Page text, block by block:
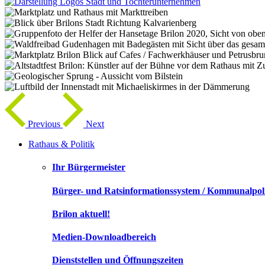
Previous
Next
Rathaus & Politik
Ihr Bürgermeister
Bürger- und Ratsinformationssystem /
Brilon aktuell!
Medien-Downloadbereich
Dienststellen und Öffnungszeiten